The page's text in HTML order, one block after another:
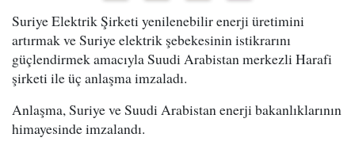
Suriye Elektrik Şirketi yenilenebilir enerji üretimini
artırmak ve Suriye elektrik şebekesinin istikrarını
güçlendirmek amacıyla Suudi Arabistan merkezli Harafi
şirketi ile üç anlaşma imzaladı.
Anlaşma, Suriye ve Suudi Arabistan enerji bakanlıklarının
himayesinde imzalandı.